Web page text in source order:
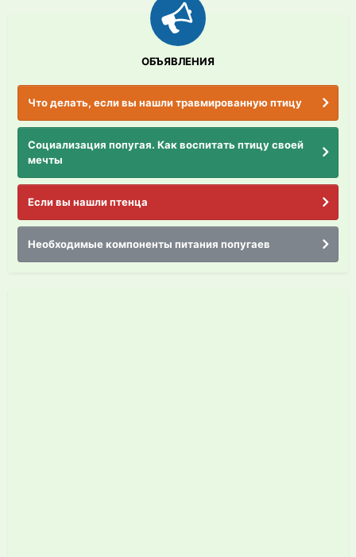
ОБЪЯВЛЕНИЯ
Что делать, если вы нашли травмированную птицу
Социализация попугая. Как воспитать птицу своей
мечты
Если вы нашли птенца
Необходимые компоненты питания попугаев